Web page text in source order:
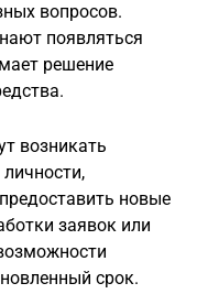
вопросов.
появляться
решение
возникать
новые
заявок или
срок.